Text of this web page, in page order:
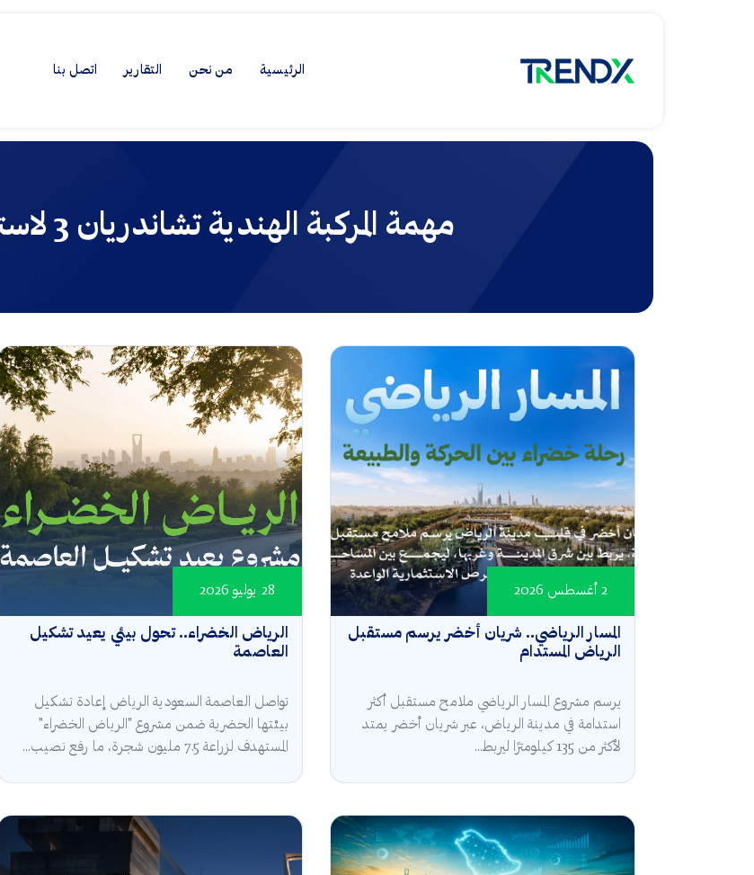
الرئيسية من نحن التقارير اتصل بنا
مهمة المركبة الهندية تشاندريان 3 لاستكشاف القمر
المسار الرياضي.. شريان أخضر يرسم مستقبل
الرياض المستدام
2 أغسطس 2026
يرسم مشروع المسار الرياضي ملامح مستقبل أكثر
استدامة في مدينة الرياض، عبر شريان أخضر يمتد
لأكثر من 135 كيلومترًا ليربط...
الرياض الخضراء.. تحول بيئي يعيد تشكيل
العاصمة
28 يوليو 2026
تواصل العاصمة السعودية الرياض إعادة تشكيل
بيئتها الحضرية ضمن مشروع "الرياض الخضراء"
المستهدف لزراعة 7.5 مليون شجرة، ما رفع نصيب...